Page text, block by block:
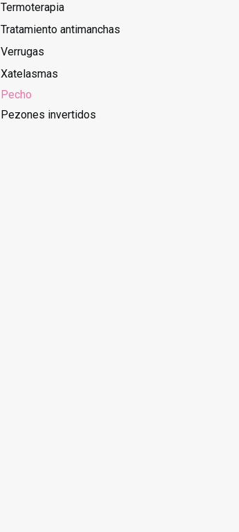
Termoterapia
Tratamiento antimanchas
Verrugas
Xatelasmas
Pecho
Pezones invertidos